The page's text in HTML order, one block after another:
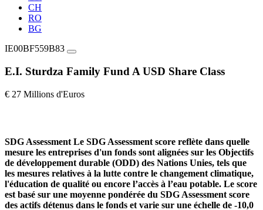
CH
RO
BG
IE00BF559B83
E.I. Sturdza Family Fund A USD Share Class
€ 27 Millions d'Euros
SDG Assessment Le SDG Assessment score reflète dans quelle
mesure les entreprises d'un fonds sont alignées sur les Objectifs
de développement durable (ODD) des Nations Unies, tels que
les mesures relatives à la lutte contre le changement climatique,
l'éducation de qualité ou encore l’accès à l’eau potable. Le score
est basé sur une moyenne pondérée du SDG Assessment score
des actifs détenus dans le fonds et varie sur une échelle de -10,0